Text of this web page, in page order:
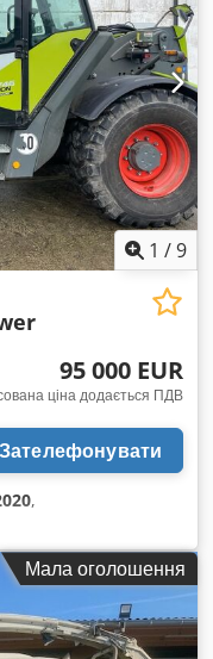
1 /9
95 000 EUR
ціна додається ПДВ
Зателефонувати
,
Мала оголошення